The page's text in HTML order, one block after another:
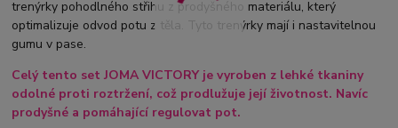
trenýrky pohodlného střihu z prodyšného materiálu, který
optimalizuje odvod potu z těla. Tyto trenýrky mají i nastavitelnou
gumu v pase.
Celý tento set JOMA VICTORY je vyroben z lehké tkaniny
odolné proti roztržení, což prodlužuje její životnost. Navíc
prodyšné a pomáhající regulovat pot.